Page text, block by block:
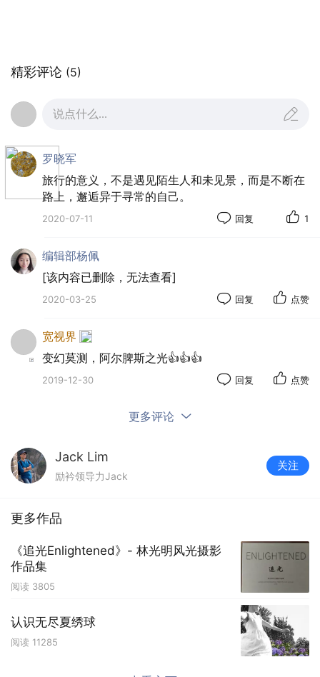
精彩评论 (5)
说点什么...
罗晓军
旅行的意义，不是遇见陌生人和未见景，而是不断在
路上，邂逅异于寻常的自己。
2020-07-11 回复 1
编辑部杨佩
[该内容已删除，无法查看]
2020-03-25 回复 点赞
宽视界
变幻莫测，阿尔脾斯之光👍👍👍
2019-12-30 回复 点赞
更多评论
Jack Lim
励衿领导力Jack
关注
更多作品
《追光Enlightened》- 林光明风光摄影
作品集
阅读 3805
认识无尽夏绣球
阅读 11285